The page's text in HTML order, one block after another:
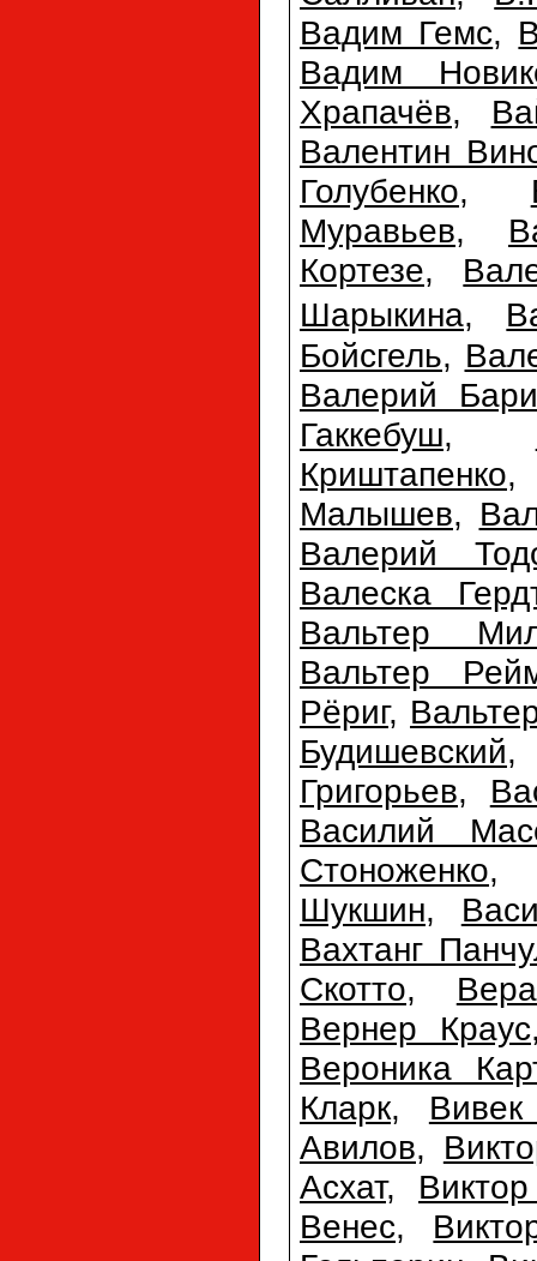
Вадим Гемс,
Вадим
Храпачёв,
Валентин
Голубенко,
Муравьев,
Кортезе,
Шарыкина,
Бойсгель,
Валерий
Гаккебуш,
Криштапенко
Малышев,
Валерий
Валеска
Вальтер
Вальтер
Рёриг,
Будишевский
Григорьев,
Василий
Стоноженко
Шукшин,
Вахтанг
Скотто,
Вернер Краус
Вероника
Кларк,
Авилов,
Асхат,
Венес,